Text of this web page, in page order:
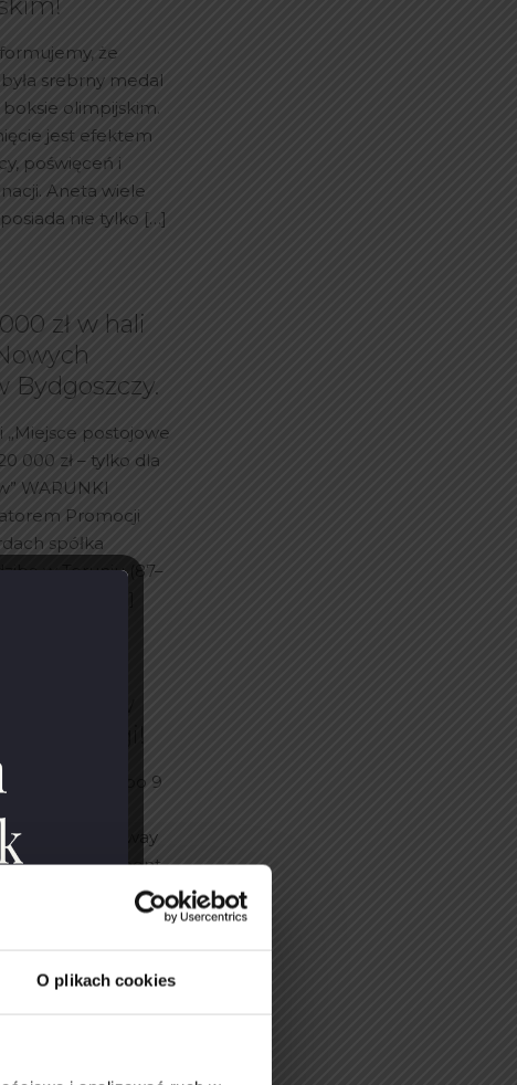
O plikach cookies
że
srebrny medal
olimpijskim.
jest efektem
poświęceń i
Aneta wiele
nie tylko […]
zł w hali
Bydgoszczy.
postojowe
000 zł – tylko dla
WARUNKI
Promocji
spółka
w Toruniu (87–
warto było – po 9
ponownie
finale Speedway
moment,
Razem piszemy